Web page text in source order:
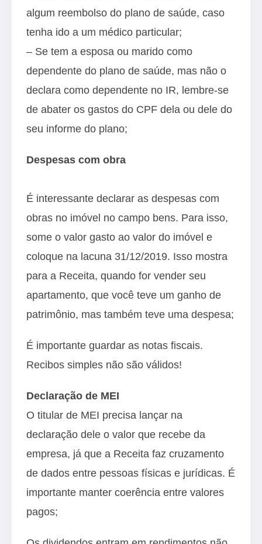
algum reembolso do plano de saúde, caso
tenha ido a um médico particular;
– Se tem a esposa ou marido como
dependente do plano de saúde, mas não o
declara como dependente no IR, lembre-se
de abater os gastos do CPF dela ou dele do
seu informe do plano;
Despesas com obra
É interessante declarar as despesas com
obras no imóvel no campo bens. Para isso,
some o valor gasto ao valor do imóvel e
coloque na lacuna 31/12/2019. Isso mostra
para a Receita, quando for vender seu
apartamento, que você teve um ganho de
patrimônio, mas também teve uma despesa;
É importante guardar as notas fiscais.
Recibos simples não são válidos!
Declaração de MEI
O titular de MEI precisa lançar na
declaração dele o valor que recebe da
empresa, já que a Receita faz cruzamento
de dados entre pessoas físicas e jurídicas. É
importante manter coerência entre valores
pagos;